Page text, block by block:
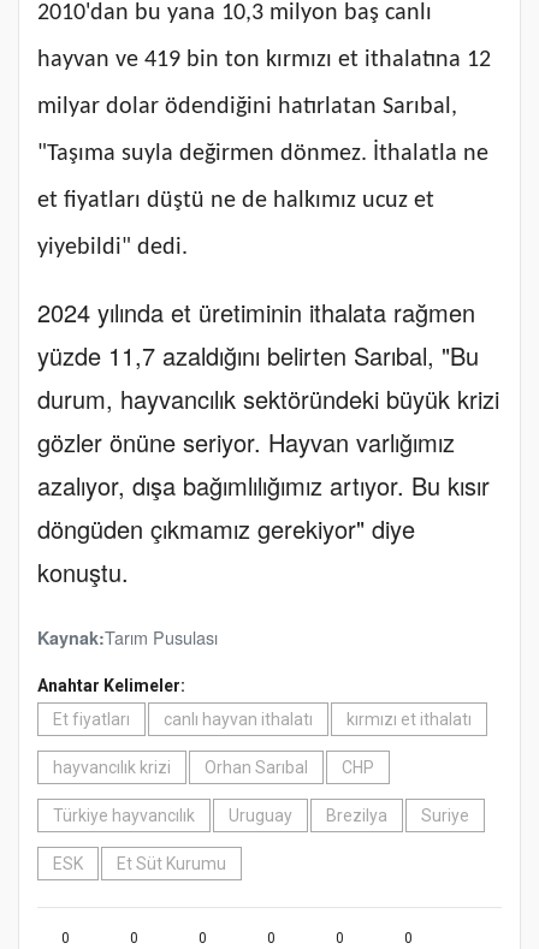
2010'dan bu yana 10,3 milyon baş canlı
hayvan ve 419 bin ton kırmızı et ithalatına 12
milyar dolar ödendiğini hatırlatan Sarıbal,
"Taşıma suyla değirmen dönmez. İthalatla ne
et fiyatları düştü ne de halkımız ucuz et
yiyebildi" dedi.
2024 yılında et üretiminin ithalata rağmen
yüzde 11,7 azaldığını belirten Sarıbal, "Bu
durum, hayvancılık sektöründeki büyük krizi
gözler önüne seriyor. Hayvan varlığımız
azalıyor, dışa bağımlılığımız artıyor. Bu kısır
döngüden çıkmamız gerekiyor" diye
konuştu.
Kaynak:Tarım Pusulası
Anahtar Kelimeler:
Et fiyatları
canlı hayvan ithalatı kırmızı et ithalatı
hayvancılık krizi Orhan Sarıbal CHP
Türkiye hayvancılık Uruguay Brezilya Suriye
ESK Et Süt Kurumu
0 0 0 0 0 0